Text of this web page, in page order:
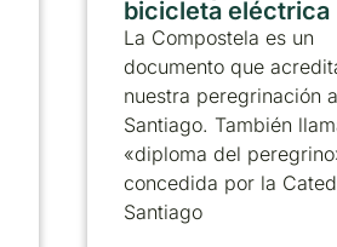
bicicleta eléctrica
La Compostela es un
documento que
nuestra peregrinación a
Santiago. También
«diploma del
concedida por la
Santiago